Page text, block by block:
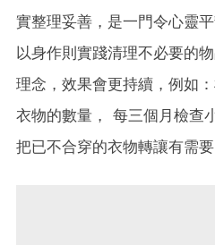
實整理妥善，是一門令心靈
以身作則實踐清理不必要的
理念，效果會更持續，例如
衣物的數量， 每三個月檢查
把已不合穿的衣物轉讓有需要